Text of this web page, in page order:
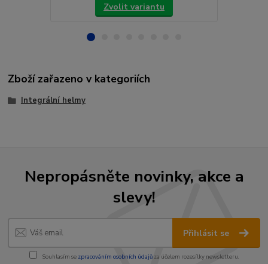
Zvolit variantu
Zboží zařazeno v kategoriích
Integrální helmy
Nepropásněte novinky, akce a
slevy!
Přihlásit se
Souhlasím se zpracováním osobních údajůza účelem rozesílky newsletteru.